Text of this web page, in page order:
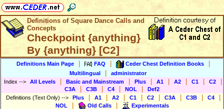
Definitions of Square Dance Calls and
Concepts
Checkpoint {anything}
By {anything} [C2]
Definitions Main Page FAQ Ceder Chest Definition Books
Multilingual
administrator
Index --> All Levels Basic and Mainstream Plus A1 A2 C1 C2
C3A C3B C4 NOL
Def2
Definitions (Text Only) --> Plus A1 A2 C1 C2 C3A C3B C4
NOL Old Calls
Experimentals